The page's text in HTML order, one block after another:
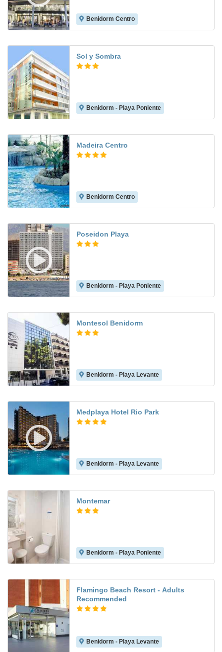
Benidorm Centro
Sol y Sombra
Benidorm - Playa Poniente
Madeira Centro
Benidorm Centro
Poseidon Playa
Benidorm - Playa Poniente
Montesol Benidorm
Benidorm - Playa Levante
Medplaya Hotel Rio Park
Benidorm - Playa Levante
Montemar
Benidorm - Playa Poniente
Flamingo Beach Resort - Adults
Recommended
Benidorm - Playa Levante